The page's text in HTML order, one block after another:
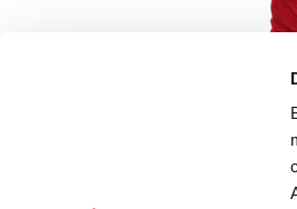
5
Schrijf